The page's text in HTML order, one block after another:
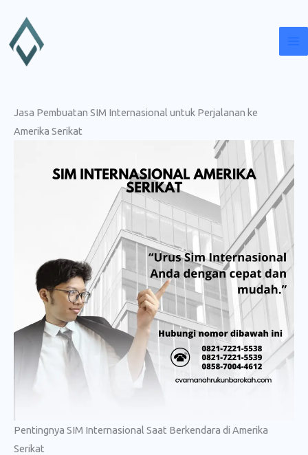
konten
Jasa Pembuatan SIM Internasional untuk Perjalanan ke
Amerika Serikat
Pentingnya SIM Internasional Saat Berkendara di Amerika
Serikat